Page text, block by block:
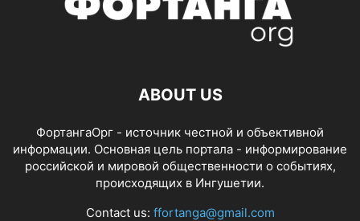
ABOUT US
ФортангаОрг - источник честной и объективной
информации. Основная цель портала - информирование
российской и мировой общественности о событиях,
происходящих в Ингушетии.
Contact us: ffortanga@gmail.com